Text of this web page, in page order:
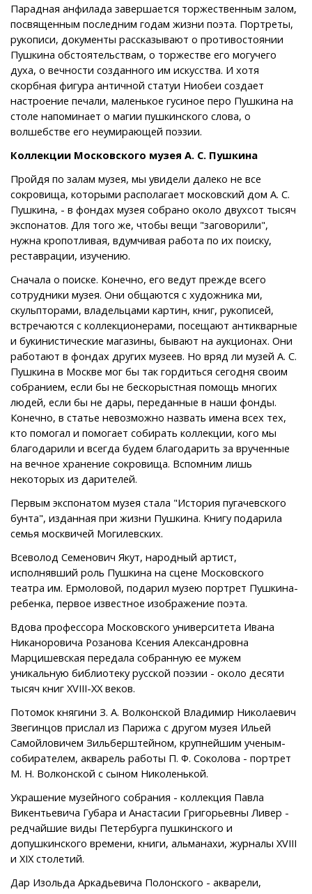
Парадная анфилада завершается торжественным залом,
посвященным последним годам жизни поэта. Портреты,
рукописи, документы рассказывают о противостоянии
Пушкина обстоятельствам, о торжестве его могучего
духа, о вечности созданного им искусства. И хотя
скорбная фигура античной статуи Ниобеи создает
настроение печали, маленькое гусиное перо Пушкина на
столе напоминает о магии пушкинского слова, о
волшебстве его неумирающей поэзии.
Коллекции Московского музея А. С. Пушкина
Пройдя по залам музея, мы увидели далеко не все
сокровища, которыми располагает московский дом А. С.
Пушкина, - в фондах музея собрано около двухсот тысяч
экспонатов. Для того же, чтобы вещи "заговорили",
нужна кропотливая, вдумчивая работа по их поиску,
реставрации, изучению.
Сначала о поиске. Конечно, его ведут прежде всего
сотрудники музея. Они общаются с художника ми,
скульпторами, владельцами картин, книг, рукописей,
встречаются с коллекционерами, посещают антикварные
и букинистические магазины, бывают на аукционах. Они
работают в фондах других музеев. Но вряд ли музей А. С.
Пушкина в Москве мог бы так гордиться сегодня своим
собранием, если бы не бескорыстная помощь многих
людей, если бы не дары, переданные в наши фонды.
Конечно, в статье невозможно назвать имена всех тех,
кто помогал и помогает собирать коллекции, кого мы
благодарили и всегда будем благодарить за врученные
на вечное хранение сокровища. Вспомним лишь
некоторых из дарителей.
Первым экспонатом музея стала "История пугачевского
бунта", изданная при жизни Пушкина. Книгу подарила
семья москвичей Могилевских.
Всеволод Семенович Якут, народный артист,
исполнявший роль Пушкина на сцене Московского
театра им. Ермоловой, подарил музею портрет Пушкина-
ребенка, первое известное изображение поэта.
Вдова профессора Московского университета Ивана
Никаноровича Розанова Ксения Александровна
Марцишевская передала собранную ее мужем
уникальную библиотеку русской поэзии - около десяти
тысяч книг XVIII-XX веков.
Потомок княгини З. А. Волконской Владимир Николаевич
Звегинцов прислал из Парижа с другом музея Ильей
Самойловичем Зильберштейном, крупнейшим ученым-
собирателем, акварель работы П. Ф. Соколова - портрет
М. Н. Волконской с сыном Николенькой.
Украшение музейного собрания - коллекция Павла
Викентьевича Губара и Анастасии Григорьевны Ливер -
редчайшие виды Петербурга пушкинского и
допушкинского времени, книги, альманахи, журналы XVIII
и XIX столетий.
Дар Изольда Аркадьевича Полонского - акварели,